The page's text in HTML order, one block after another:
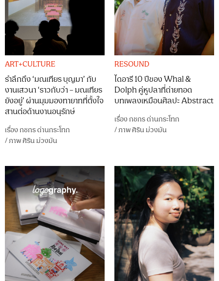
ART+CULTURE
รำลึกถึง ‘มณเฑียร บุญมา’ กับ
งานเสวนา ‘ราวกับว่า – มณเฑียร
ยังอยู่’ ผ่านมุมมองทายาทที่ตั้งใจ
สานต่อด้านงานอนุรักษ์
เรื่อง กชกร ด่านกระโทก
/ภาพศิริน ม่วงมัน
RESOUND
ไดอารี 10 ปีของ Whal &
Dolph คู่หูปลาที่ถ่ายทอด
บทเพลงเหมือนศิลปะ Abstract
เรื่อง กชกร ด่านกระโทก
/ภาพศิริน ม่วงมัน